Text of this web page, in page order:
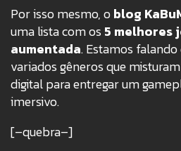
Por isso mesmo, oblog
uma lista com os 5 melhores
aumentada. Estamos
variados gêneros que
digital para entregar um
imersivo.
[–quebra–]